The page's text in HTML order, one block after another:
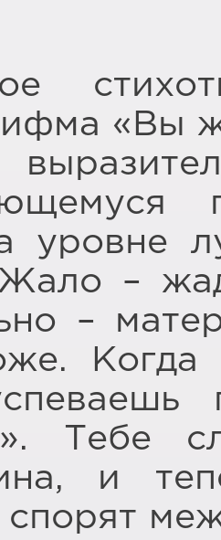
«Вы
уровне
–
–
Когда
Тебе
и